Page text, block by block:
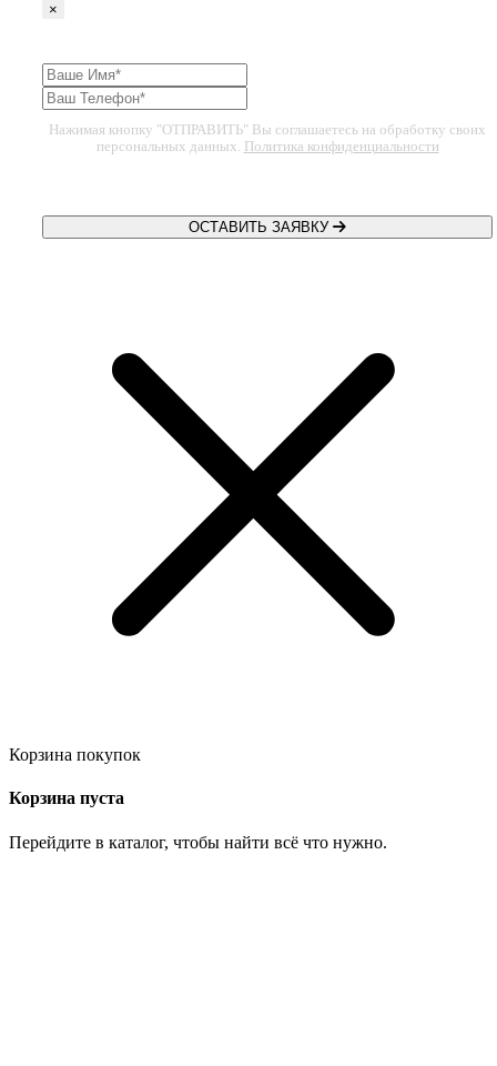
×
Нажимая кнопку "ОТПРАВИТЬ" Вы соглашаетесь на обработку своих
персональных данных. Политика конфиденциальности
ОСТАВИТЬ ЗАЯВКУ
Корзина покупок
Корзина пуста
Перейдите в каталог, чтобы найти всё что нужно.